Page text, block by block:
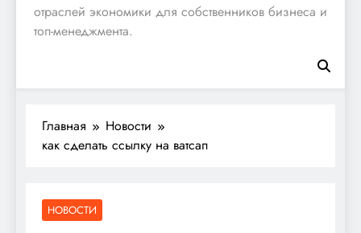
отраслей экономики для собственников бизнеса и
топ-менеджмента.
Главная
Новости
как сделать ссылку на ватсап
НОВОСТИ